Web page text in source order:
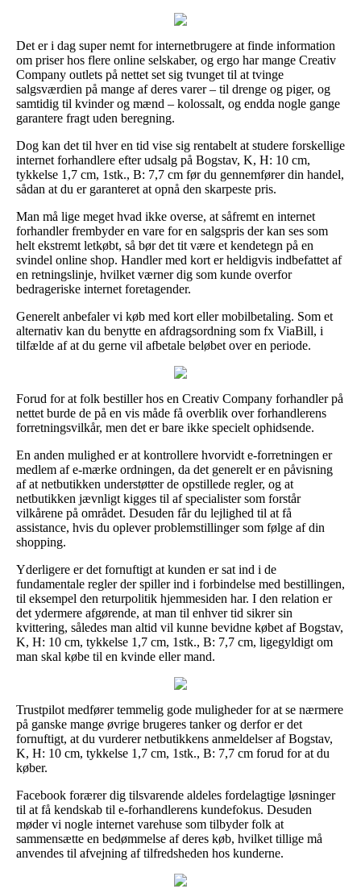
Det er i dag super nemt for internetbrugere at finde information
om priser hos flere online selskaber, og ergo har mange Creativ
Company outlets på nettet set sig tvunget til at tvinge
salgsværdien på mange af deres varer – til drenge og piger, og
samtidig til kvinder og mænd – kolossalt, og endda nogle gange
garantere fragt uden beregning.
Dog kan det til hver en tid vise sig rentabelt at studere forskellige
internet forhandlere efter udsalg på Bogstav, K, H: 10 cm,
tykkelse 1,7 cm, 1stk., B: 7,7 cm før du gennemfører din handel,
sådan at du er garanteret at opnå den skarpeste pris.
Man må lige meget hvad ikke overse, at såfremt en internet
forhandler frembyder en vare for en salgspris der kan ses som
helt ekstremt letkøbt, så bør det tit være et kendetegn på en
svindel online shop. Handler med kort er heldigvis indbefattet af
en retningslinje, hvilket værner dig som kunde overfor
bedrageriske internet foretagender.
Generelt anbefaler vi køb med kort eller mobilbetaling. Som et
alternativ kan du benytte en afdragsordning som fx ViaBill, i
tilfælde af at du gerne vil afbetale beløbet over en periode.
Forud for at folk bestiller hos en Creativ Company forhandler på
nettet burde de på en vis måde få overblik over forhandlerens
forretningsvilkår, men det er bare ikke specielt ophidsende.
En anden mulighed er at kontrollere hvorvidt e-forretningen er
medlem af e-mærke ordningen, da det generelt er en påvisning
af at netbutikken understøtter de opstillede regler, og at
netbutikken jævnligt kigges til af specialister som forstår
vilkårene på området. Desuden får du lejlighed til at få
assistance, hvis du oplever problemstillinger som følge af din
shopping.
Yderligere er det fornuftigt at kunden er sat ind i de
fundamentale regler der spiller ind i forbindelse med bestillingen,
til eksempel den returpolitik hjemmesiden har. I den relation er
det ydermere afgørende, at man til enhver tid sikrer sin
kvittering, således man altid vil kunne bevidne købet af Bogstav,
K, H: 10 cm, tykkelse 1,7 cm, 1stk., B: 7,7 cm, ligegyldigt om
man skal købe til en kvinde eller mand.
Trustpilot medfører temmelig gode muligheder for at se nærmere
på ganske mange øvrige brugeres tanker og derfor er det
fornuftigt, at du vurderer netbutikkens anmeldelser af Bogstav,
K, H: 10 cm, tykkelse 1,7 cm, 1stk., B: 7,7 cm forud for at du
køber.
Facebook forærer dig tilsvarende aldeles fordelagtige løsninger
til at få kendskab til e-forhandlerens kundefokus. Desuden
møder vi nogle internet varehuse som tilbyder folk at
sammensætte en bedømmelse af deres køb, hvilket tillige må
anvendes til afvejning af tilfredsheden hos kunderne.